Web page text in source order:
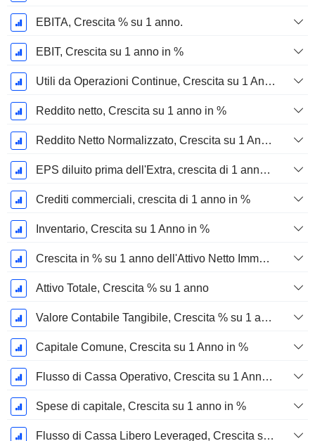
EBITA, Crescita % su 1 anno.
EBIT, Crescita su 1 anno in %
Utili da Operazioni Continue, Crescita su 1 Anno in %
Reddito netto, Crescita su 1 anno in %
Reddito Netto Normalizzato, Crescita su 1 Anno in %
EPS diluito prima dell'Extra, crescita di 1 anno %
Crediti commerciali, crescita di 1 anno in %
Inventario, Crescita su 1 Anno in %
Crescita in % su 1 anno dell'Attivo Netto Immobilizzato Materiale
Attivo Totale, Crescita % su 1 anno
Valore Contabile Tangibile, Crescita % su 1 anno
Capitale Comune, Crescita su 1 Anno in %
Flusso di Cassa Operativo, Crescita su 1 Anno in %
Spese di capitale, Crescita su 1 anno in %
Flusso di Cassa Libero Leveraged, Crescita su 1 Anno %